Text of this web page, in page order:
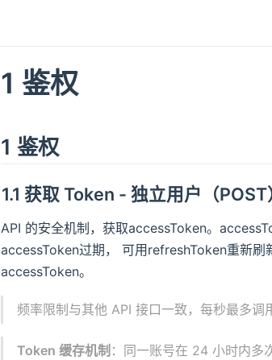
1 鉴权
1 鉴权
1.1 获取 Token - 独立用户（POST
API 的安全机制，获取accessToken。
accessToken过期， 可用refreshToken重新
accessToken。
频率限制与其他 API 接口一致，每秒最多调
Token 缓存机制 ：同一账号在 24 小时内